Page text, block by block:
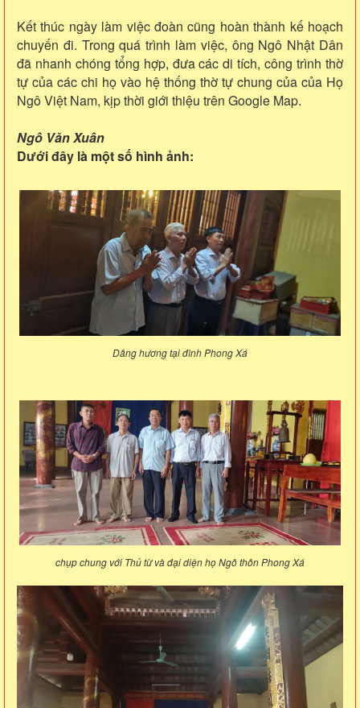
Kết thúc ngày làm việc đoàn cũng hoàn thành kế hoạch
chuyến đi. Trong quá trình làm việc, ông Ngô Nhật Dân
đã nhanh chóng tổng hợp, đưa các di tích, công trình thờ
tự của các chi họ vào hệ thống thờ tự chung của của Họ
Ngô Việt Nam, kịp thời giới thiệu trên Google Map.
Ngô Văn Xuân
Dưới đây là một số hình ảnh:
Dâng hương tại đình Phong Xá
chụp chung với Thủ từ và đại diện họ Ngô thôn Phong Xá